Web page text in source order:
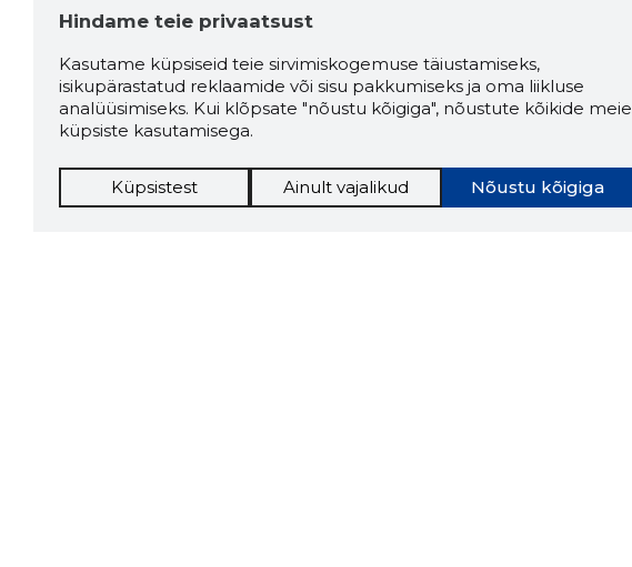
Hindame teie privaatsust
Kasutame küpsiseid teie sirvimiskogemuse täiustamiseks,
isikupärastatud reklaamide või sisu pakkumiseks ja oma liikluse
analüüsimiseks. Kui klõpsate "nõustu kõigiga", nõustute kõikide meie
küpsiste kasutamisega.
Nõustu kõigiga
Küpsistest Ainult vajalikud